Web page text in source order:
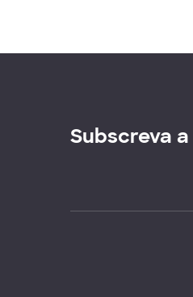
Subscreva